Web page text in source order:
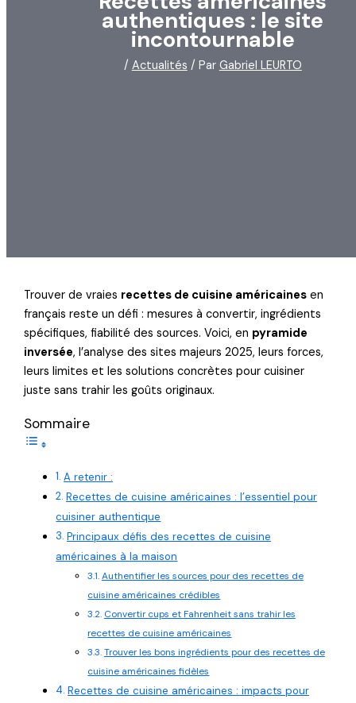
authentiques : le site
incontournable
/ Actualités / Par Gabriel LEURTO
Trouver de vraies recettes de cuisine américaines en
français reste un défi : mesures à convertir, ingrédients
spécifiques, fiabilité des sources. Voici, en pyramide
inversée, l’analyse des sites majeurs 2025, leurs forces,
leurs limites et les solutions concrètes pour cuisiner
juste sans trahir les goûts originaux.
Sommaire
A retenir :
Recettes de cuisine américaines : l’essentiel pour
cuisiner authentique
Principaux défis des recettes de cuisine
américaines à la maison
Authentifier les sources pour des recettes de
cuisine américaines crédibles
Convertir cups et Fahrenheit sans trahir les
recettes de cuisine américaines
Trouver les bons ingrédients pour des recettes de
cuisine américaines fidèles
Recettes de cuisine américaines : impacts pour